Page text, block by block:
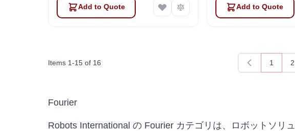
Add to Quote Add to Quote
Items 1-15 of 16
You're
1 2
Fourier
Robots International の Fourier カテゴリは、ロボットソリ